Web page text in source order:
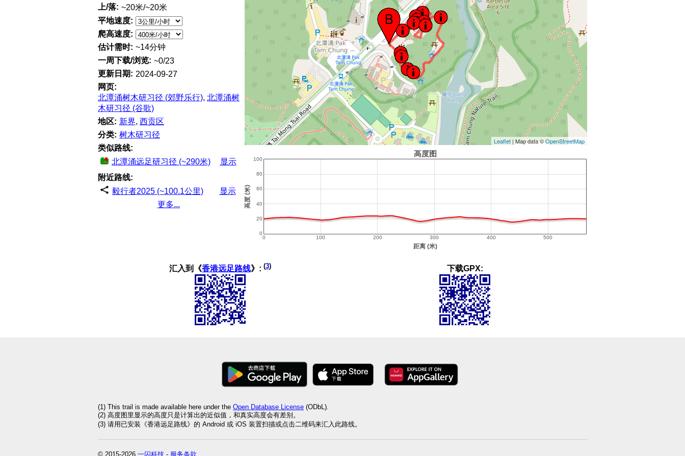
上/落: ~20米/~20米
平地速度:
爬高速度:
估计需时: ~14分钟
一周下载/浏览: ~0/23
更新日期: 2024-09-27
网页:
北潭涌树木研习径 (郊野乐行), 北潭涌树
木研习径 (谷歌)
地区: 新界, 西贡区
分类: 树木研习径
类似路线:
北潭涌远足研习径 (~290米)
显示
附近路线:
毅行者2025 (~100.1公里)
显示
更多...
Leaflet | Map data ©OpenStreetMap
汇入到《香港远足路线》: (3) 下载GPX:
(1) This trail is made available here under the Open Database License (ODbL).
(2) 高度图里显示的高度只是计算出的近似值，和真实高度会有差别。
(3) 请用已安装《香港远足路线》的 Android 或 iOS 装置扫描或点击二维码来汇入此路线。
© 2015-2026 一闪科技 - 服务条款